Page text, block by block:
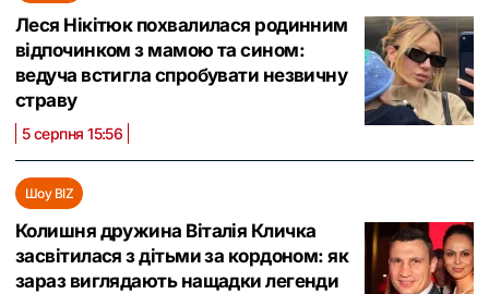
Леся Нікітюк похвалилася родинним
відпочинком з мамою та сином:
ведуча встигла спробувати незвичну
страву
5 серпня 15:56
Шоу BIZ
Колишня дружина Віталія Кличка
засвітилася з дітьми за кордоном: як
зараз виглядають нащадки легенди